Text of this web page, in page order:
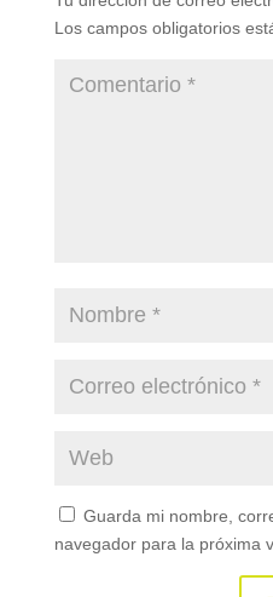
Los campos obligatorios
Guarda mi nombre,
navegador para la próxima